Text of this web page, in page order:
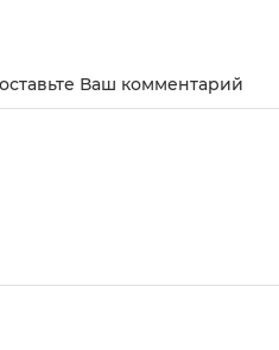
Ваш комментарий